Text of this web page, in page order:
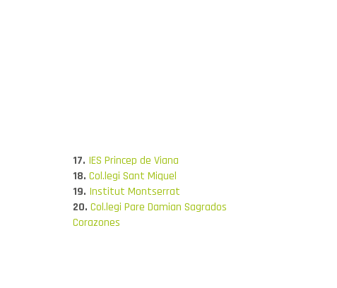
17. IES Princep de Viana
18. Col.legi Sant Miquel
19. Institut Montserrat
20. Col.legi Pare Damian Sagrados
Corazones